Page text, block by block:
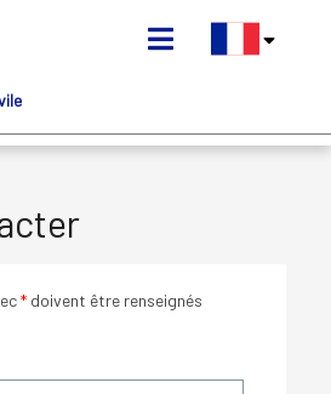
* doivent être renseignés